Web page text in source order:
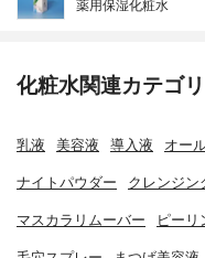
薬用保湿化粧水
化粧水関連カテゴ
乳液 美容液 導入液 オー
ナイトパウダー クレンジン
マスカラリムーバー ピーリ